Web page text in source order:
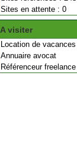
Sites en attente : 0
A visiter
Location de vacances
Annuaire avocat
Référenceur freelance